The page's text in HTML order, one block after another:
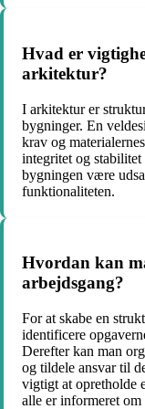
Hvad er
arkitektur?
I arkitektur er
bygninger. En
krav og
integritet og
bygningen være
funktionaliteten.
Hvordan kan
arbejdsgang?
For at skabe en
identificere
Derefter kan man
og tildele ansvar til
vigtigt at opretholde
alle er informeret